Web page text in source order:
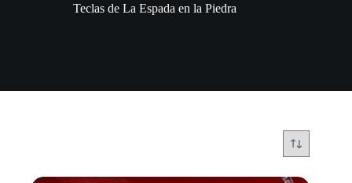
Teclas de La Espada en la Piedra